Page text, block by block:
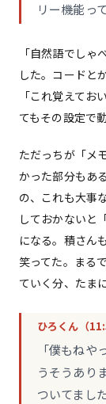
リー機能っ
「自然語でしゃ
した。コードと
「これ覚えてお
てもその設定で
ただっちが「メ
かった部分もあ
の、これも大事
しておかないと
になる。積さん
笑ってた。まる
ていく分、たま
ひろくん（
「僕もね
うそうあり
ついてまし